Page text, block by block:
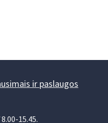
ir paslaugos
15.45.